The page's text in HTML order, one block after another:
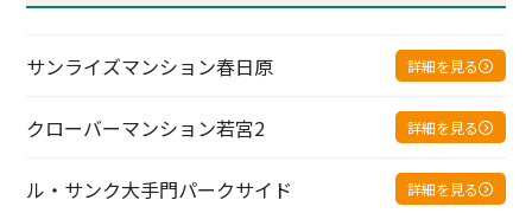
サンライズマンション春日原 詳細を見る
クローバーマンション若宮2 詳細を見る
ル・サンク大手門パークサイド 詳細を見る